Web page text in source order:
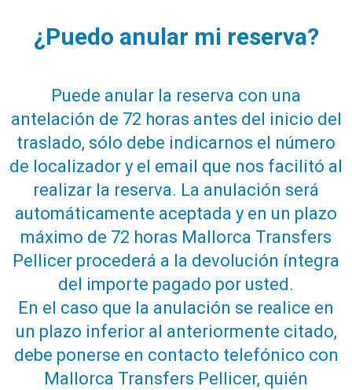
¿Puedo anular mi reserva?
Puede anular la reserva con una
antelación de 72 horas antes del inicio del
traslado, sólo debe indicarnos el número
de localizador y el email que nos facilitó al
realizar la reserva. La anulación será
automáticamente aceptada y en un plazo
máximo de 72 horas Mallorca Transfers
Pellicer procederá a la devolución íntegra
del importe pagado por usted.
En el caso que la anulación se realice en
un plazo inferior al anteriormente citado,
debe ponerse en contacto telefónico con
Mallorca Transfers Pellicer, quién